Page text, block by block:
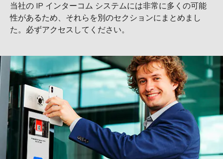
当社の IP インターコム システムには非常に多くの可能
性があるため、それらを別のセクションにまとめまし
た。必ずアクセスしてください。